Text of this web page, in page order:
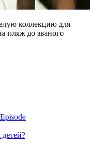
коллекцию для
пляж до званого